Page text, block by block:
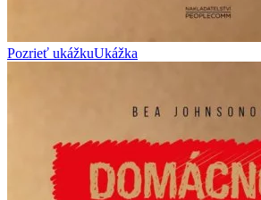
Pozrieť ukážkuUkážka